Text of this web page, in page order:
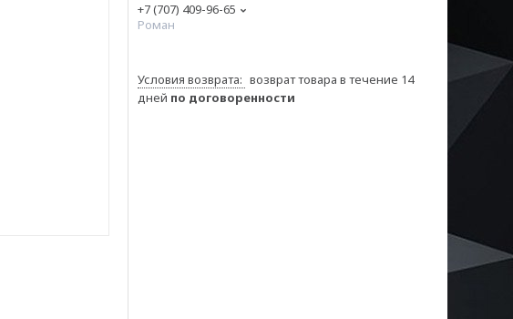
+7 (707) 409-96-65
Роман
возврат товара в течение 14
дней по договоренности